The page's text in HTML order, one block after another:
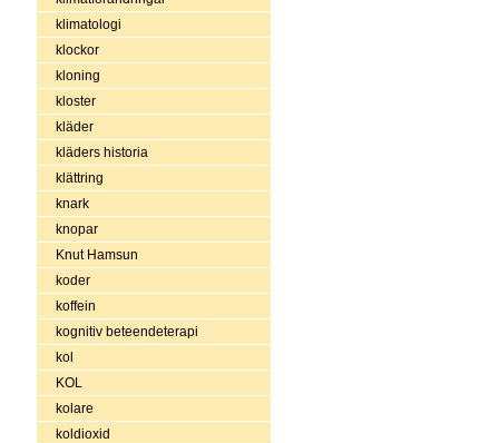
klimatologi
klockor
kloning
kloster
kläder
kläders historia
klättring
knark
knopar
Knut Hamsun
koder
koffein
kognitiv beteendeterapi
kol
KOL
kolare
koldioxid